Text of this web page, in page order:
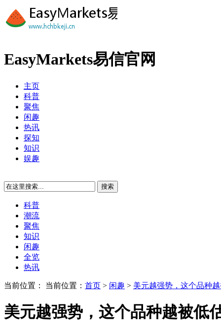
EasyMarkets易信官网
主页
科普
聚焦
闲趣
热讯
探知
知识
娱趣
科普
潮流
聚焦
知识
闲趣
全览
热讯
当前位置： 当前位置： 首页 > 闲趣 > 美元越强势，这个品种
美元越强势，这个品种越被